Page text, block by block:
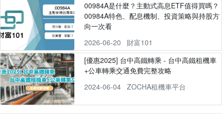
00984A是什麼？主動式高息ETF值得買嗎？
00984A特色、配息機制、投資策略與持股方
向一次看
2026-06-20
財富101
[優惠2025] 台中高鐵轉乘 - 台中高鐵租機車
+公車轉乘交通免費完整攻略
2024-06-04
ZOCHA租機車平台